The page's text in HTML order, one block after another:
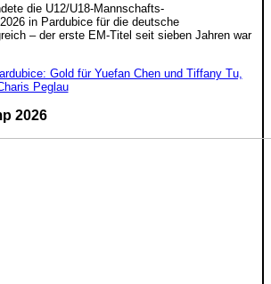
die U12/U18-Mannschafts-
in Pardubice für die deutsche
– der erste EM-Titel seit sieben Jahren war
Gold für Yuefan Chen und Tiffany Tu,
Peglau
2026